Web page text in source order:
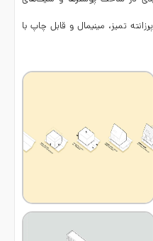
تمیز، مینیمال و قابل چاپ با